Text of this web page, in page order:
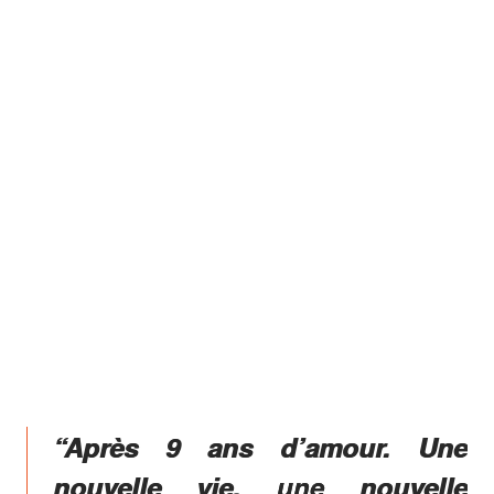
“Après 9 ans d’amour. Une
nouvelle vie, une nouvelle